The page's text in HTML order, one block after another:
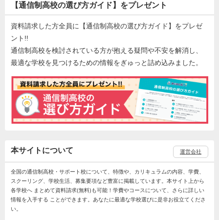
【通信制高校の選び方ガイド】をプレゼント
資料請求した方全員に【通信制高校の選び方ガイド】をプレゼ
ント!!
通信制高校を検討されている方が抱える疑問や不安を解消し、
最適な学校を見つけるための情報をぎゅっと詰め込みました。
本サイトについて 運営会社
全国の通信制高校・サポート校について、特徴や、カリキュラムの内容、学費、
スクーリング、学校生活、募集要項など豊富に掲載しています。本サイト上から
各学校へ まとめて資料請求(無料)も可能！学費やコースについて、さらに詳しい
情報を入手する ことができます。あなたに最適な学校選びに是非お役立てくださ
い。